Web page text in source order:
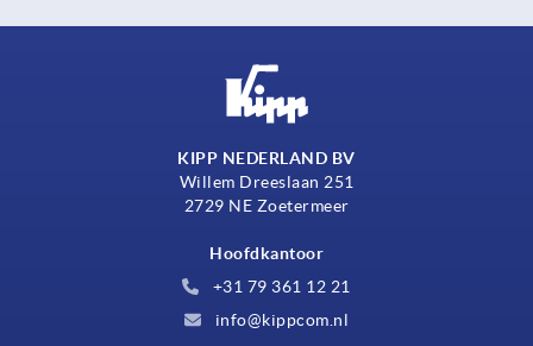
KIPP NEDERLAND BV
Willem Dreeslaan 251
2729 NE Zoetermeer
Hoofdkantoor
+31 79 361 12 21
info@kippcom.nl